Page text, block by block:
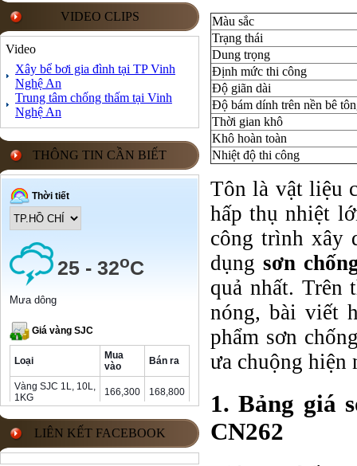
VIDEO CLIPS
Video
Xây bể bơi gia đình tại TP Vinh
Nghệ An
Trung tâm chống thấm tại Vinh
Nghệ An
THÔNG TIN CẦN BIẾT
LIÊN KẾT FACEBOOK
Màu sắc
Trạng thái
Dung trọng
Định mức thi công
Độ giãn dài
Độ bám dính trên nền bê
Thời gian khô
Khô hoàn toàn
Nhiệt độ thi công
Tôn là vật liệu
hấp thụ nhiệt
công trình xây
dụngsơn
quả nhất. Trên
nóng, bài viết
phẩm sơn
ưa chuộng hiện
1. Bảng giá
CN262